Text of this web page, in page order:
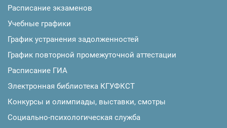
Расписание экзаменов
Учебные графики
График устранения задолженностей
График повторной промежуточной аттестации
Расписание ГИА
Электронная библиотека КГУФКСТ
Конкурсы и олимпиады, выставки, смотры
Социально-психологическая служба